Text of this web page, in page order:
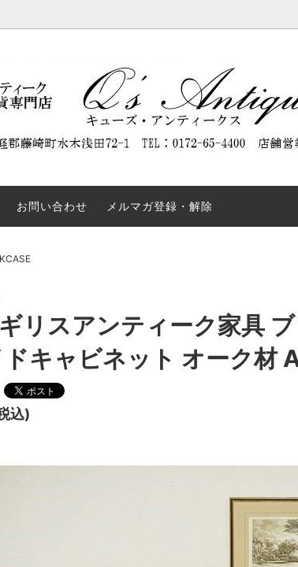
BOOKCASE
TABLE
COLLECTABLES
割引商品
（キューズ・アンティー
て
RESTORATION（商品
ついて）
お問い合わせ メルマガ登録・解除
リスアンティーク家具
ドキャビネット オーク材
込)